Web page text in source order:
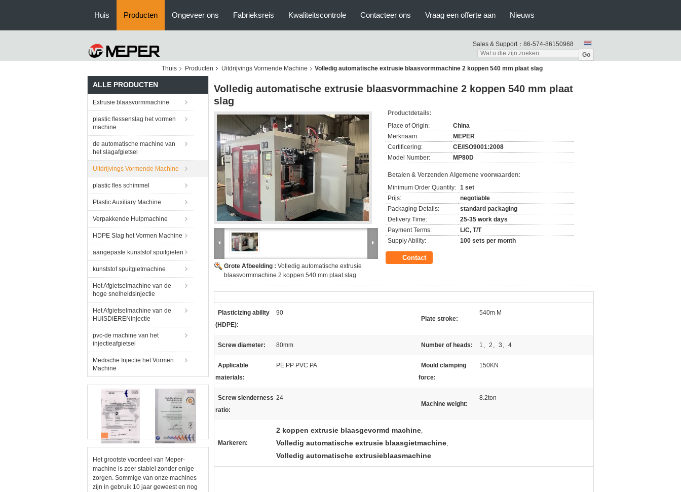
Huis Producten Ongeveer ons Fabrieksreis Kwaliteitscontrole Contacteer ons Vraag een offerte aan Nieuws
Sales & Support： 86-574-86150968
Go
Thuis
Producten Uitdrijvings Vormende Machine Volledig automatische extrusie blaasvormmachine 2 koppen 540 mm plaat slag
ALLE PRODUCTEN
Extrusie blaasvormmachine
plastic flessenslag het vormen
machine
de automatische machine van
het slagafgietsel
Uitdrijvings Vormende Machine
plastic fles schimmel
Plastic Auxiliary Machine
Verpakkende Hulpmachine
HDPE Slag het Vormen Machine
aangepaste kunststof spuitgieten
kunststof spuitgietmachine
Het Afgietselmachine van de
hoge snelheidsinjectie
Het Afgietselmachine van de
HUISDIERENinjectie
pvc-de machine van het
injectieafgietsel
Medische Injectie het Vormen
Machine
Het grootste voordeel van Meper-
machine is zeer stabiel zonder enige
zorgen. Sommige van onze machines
zijn in gebruik 10 jaar geweest en nog
Volledig automatische extrusie blaasvormmachine 2 koppen 540 mm plaat
slag
Grote Afbeelding : Volledig automatische extrusie
blaasvormmachine 2 koppen 540 mm plaat slag
Productdetails:
Place of Origin:
China
Merknaam:
MEPER
Certificering:
CE/ISO9001:2008
Model Number:
MP80D
Betalen & Verzenden Algemene voorwaarden:
Minimum Order Quantity: 1 set
Prijs:
negotiable
Packaging Details:
standard packaging
Delivery Time:
25-35 work days
Payment Terms:
L/C, T/T
Supply Ability:
100 sets per month
Contact
Plasticizing ability
(HDPE):
90
Plate stroke:
540m M
Screw diameter: 80mm Number of heads: 1、2、3、4
Applicable
materials:
PE PP PVC PA
Mould clamping
force:
150KN
Screw slenderness
ratio:
24
Machine weight:
8.2ton
Markeren:
2 koppen extrusie blaasgevormd machine,
Volledig automatische extrusie blaasgietmachine,
Volledig automatische extrusieblaasmachine